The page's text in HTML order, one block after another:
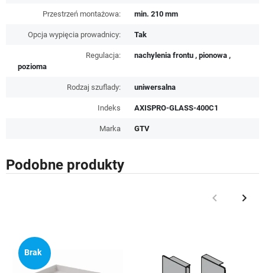
Przestrzeń montażowa: min. 210 mm
Opcja wypięcia prowadnicy: Tak
Regulacja:
nachylenia frontu , pionowa ,
pozioma
Rodzaj szuflady: uniwersalna
Indeks AXISPRO-GLASS-400C1
Marka GTV
Podobne produkty
Poprzedni
keyboard_arrow_left keyboard_arrow_right
Brak